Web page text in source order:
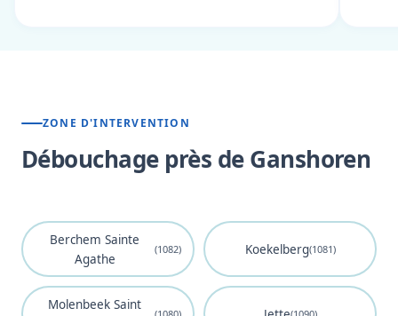
ZONE D'INTERVENTION
Débouchage près de Ganshoren
Berchem Sainte
Agathe
(1082) Koekelberg(1081)
Molenbeek Saint